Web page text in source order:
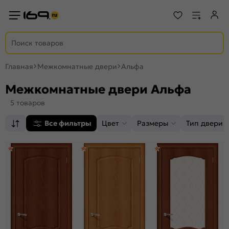
Главная Межкомнатные двери Альфа
Межкомнатные двери Альфа
5 товаров
Все фильтры Цвет Размеры Тип двери